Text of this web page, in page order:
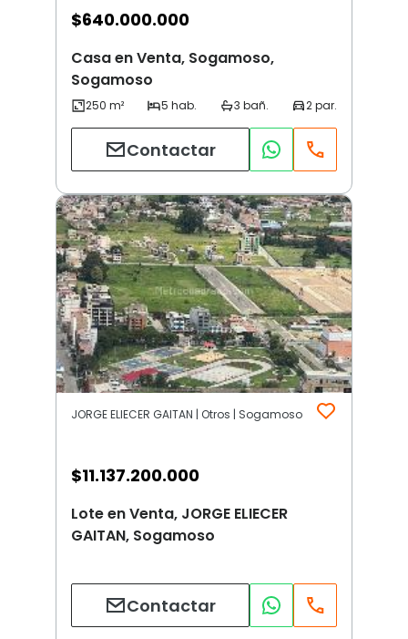
$640.000.000
Casa en Venta, Sogamoso,
Sogamoso
Contactar
JORGE ELIECER GAITAN | Otros | Sogamoso
$11.137.200.000
Lote en Venta, JORGE ELIECER
GAITAN, Sogamoso
Contactar